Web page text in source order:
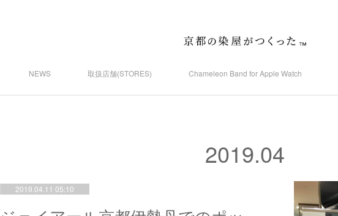
NEWS 取扱店舗(STORES) Chameleon Band for Apple Watch
2019.04
2019.04.11 05:10